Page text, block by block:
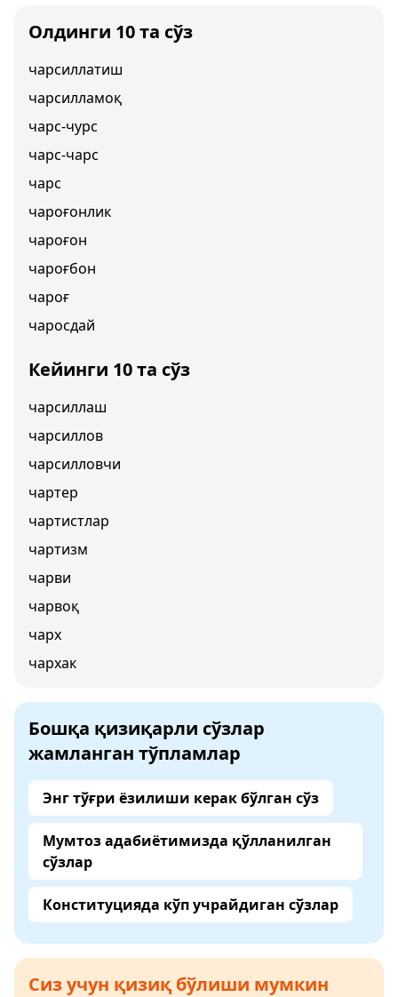
Олдинги 10 та сўз
чарсиллатиш
чарсилламоқ
чарс-чурс
чарс-чарс
чарс
чароғонлик
чароғон
чароғбон
чароғ
чаросдай
Кейинги 10 та сўз
чарсиллаш
чарсиллов
чарсилловчи
чартер
чартистлар
чартизм
чарви
чарвоқ
чарх
чархак
Бошқа қизиқарли сўзлар
жамланган тўпламлар
Энг тўғри ёзилиши керак бўлган сўз
Мумтоз адабиётимизда қўлланилган
сўзлар
Конституцияда кўп учрайдиган сўзлар
Сиз учун қизиқ бўлиши мумкин